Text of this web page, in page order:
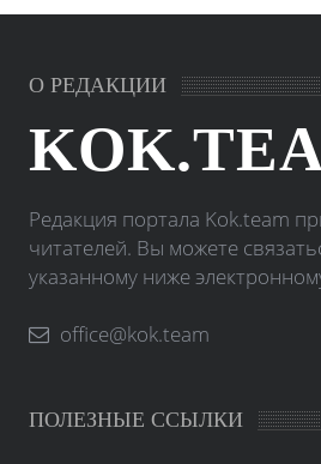
О РЕДАКЦИИ
Редакция портала Kok.team
читателей. Вы можете
указанному ниже
office@kok.team
ПОЛЕЗНЫЕ ССЫЛКИ